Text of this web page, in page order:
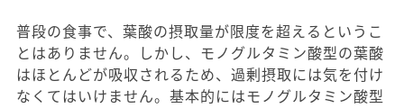
普段の食事で、葉酸の摂取量が限度を超えるというこ
とはありません。しかし、モノグルタミン酸型の葉酸
はほとんどが吸収されるため、過剰摂取には気を付け
なくてはいけません。基本的にはモノグルタミン酸型